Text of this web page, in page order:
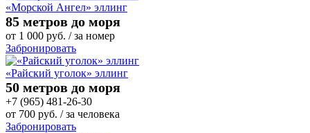
«Морской Ангел» эллинг
85 метров до моря
от 1 000 руб. / за номер
Забронировать
«Райский уголок» эллинг
50 метров до моря
+7 (965) 481-26-30
от 700 руб. / за человека
Забронировать